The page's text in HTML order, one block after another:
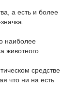
а есть и более
наиболее
животного.
средстве
что ни на есть